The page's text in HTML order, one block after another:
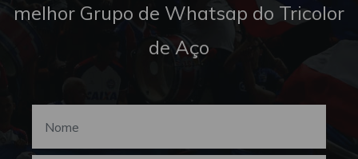
melhor Grupo de Whatsap do Tricolor
de Aço